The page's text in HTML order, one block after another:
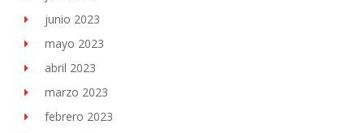
junio 2023
mayo 2023
abril 2023
marzo 2023
febrero 2023